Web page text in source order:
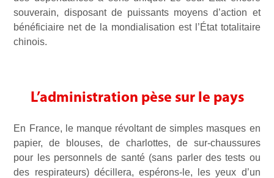
souverain, disposant de puissants moyens d’action et
bénéficiaire net de la mondialisation est l’État totalitaire
chinois.
L’administration pèse sur le pays
En France, le manque révoltant de simples masques en
papier, de blouses, de charlottes, de sur-chaussures
pour les personnels de santé (sans parler des tests ou
des respirateurs) décillera, espérons-le, les yeux d’un